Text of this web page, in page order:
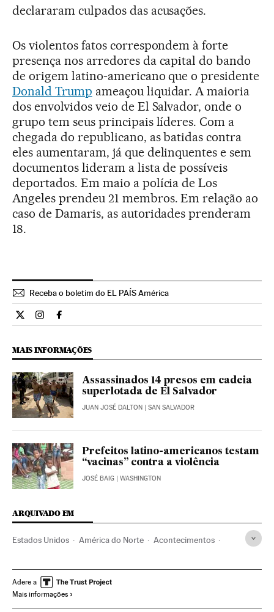
declararam culpados das acusações.
Os violentos fatos correspondem à forte
presença nos arredores da capital do bando
de origem latino-americano que o presidente
Donald Trump ameaçou liquidar. A maioria
dos envolvidos veio de El Salvador, onde o
grupo tem seus principais líderes. Com a
chegada do republicano, as batidas contra
eles aumentaram, já que delinquentes e sem
documentos lideram a lista de possíveis
deportados. Em maio a polícia de Los
Angeles prendeu 21 membros. Em relação ao
caso de Damaris, as autoridades prenderam
18.
Receba o boletim do EL PAÍS América
Internacional El País Brasil en Twitter
Internacional El País Brasil en Instagram
Internacional El País Brasil en Facebook
MAIS INFORMAÇÕES
Assassinados 14 presos em cadeia
superlotada de El Salvador
JUAN JOSÉ DALTON | SAN SALVADOR
Prefeitos latino-americanos testam
“vacinas” contra a violência
JOSÉ BAIG | WASHINGTON
ARQUIVADO EM
Estados Unidos América do Norte Acontecimentos
Adere a
Mais informações